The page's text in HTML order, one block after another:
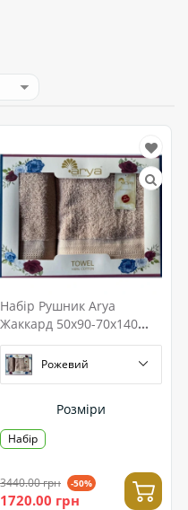
Набір Рушник Arya
Жаккард 50x90-70x140
Touch
Рожевий
Розміри
Набір
3440.00 грн -50%
1720.00 грн